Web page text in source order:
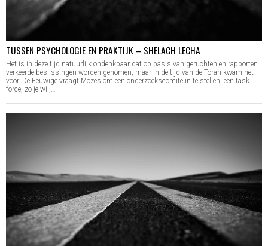
TUSSEN PSYCHOLOGIE EN PRAKTIJK – SHELACH LECHA
Het is in deze tijd natuurlijk ondenkbaar dat op basis van geruchten en rapporten
verkeerde beslissingen worden genomen, maar in de tijd van de Torah kwam het
voor. De Eeuwige vraagt Mozes om een onderzoekscomité in te stellen, een task
force, zo je wil,…